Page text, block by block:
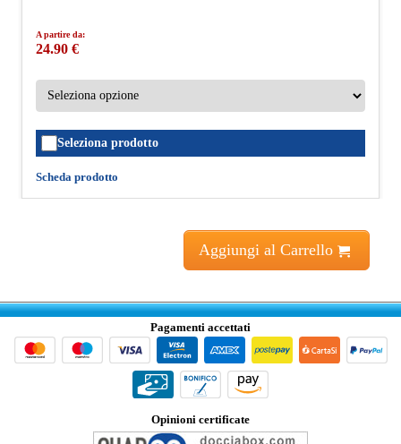
A partire da:
24.90 €
Seleziona prodotto
Scheda prodotto
Aggiungi al Carrello
Pagamenti accettati
Opinioni certificate